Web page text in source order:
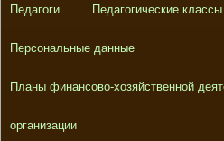
Педагоги Педагогические классы
Персональные данные
Планы финансово-хозяйственной
организации